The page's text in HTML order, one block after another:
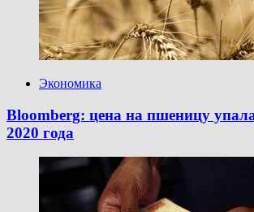
Экономика
Bloomberg: цена на пшеницу
2020 года